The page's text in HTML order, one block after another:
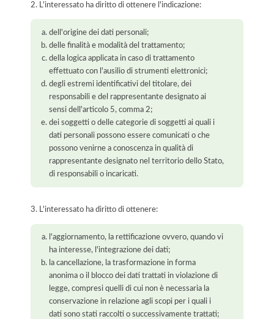
2. L'interessato ha diritto di ottenere l'indicazione:
dell'origine dei dati personali;
delle finalità e modalità del trattamento;
della logica applicata in caso di trattamento
effettuato con l'ausilio di strumenti elettronici;
degli estremi identificativi del titolare, dei
responsabili e del rappresentante designato ai
sensi dell'articolo 5, comma 2;
dei soggetti o delle categorie di soggetti ai quali i
dati personali possono essere comunicati o che
possono venirne a conoscenza in qualità di
rappresentante designato nel territorio dello Stato,
di responsabili o incaricati.
3. L'interessato ha diritto di ottenere:
l'aggiornamento, la rettificazione ovvero, quando vi
ha interesse, l'integrazione dei dati;
la cancellazione, la trasformazione in forma
anonima o il blocco dei dati trattati in violazione di
legge, compresi quelli di cui non è necessaria la
conservazione in relazione agli scopi per i quali i
dati sono stati raccolti o successivamente trattati;